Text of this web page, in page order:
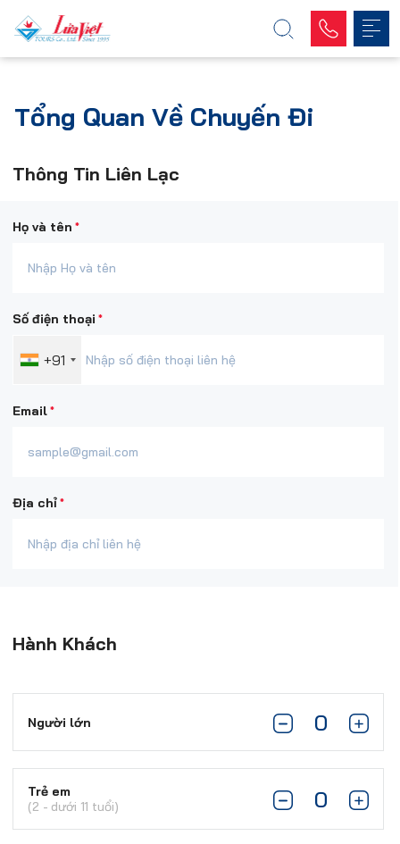
Tổng Quan Về Chuyến Đi
Thông Tin Liên Lạc
Họ và tên *
Email*
Số điện thoại *
+91
Địa chỉ*
Hành Khách
Người lớn
Trẻ em
(2 - dưới 11 tuổi)